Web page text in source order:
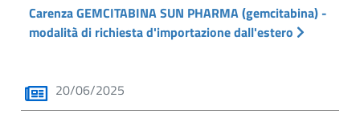
Carenza GEMCITABINA SUN PHARMA (gemcitabina) -
modalità di richiesta d'importazione dall'estero
20/06/2025